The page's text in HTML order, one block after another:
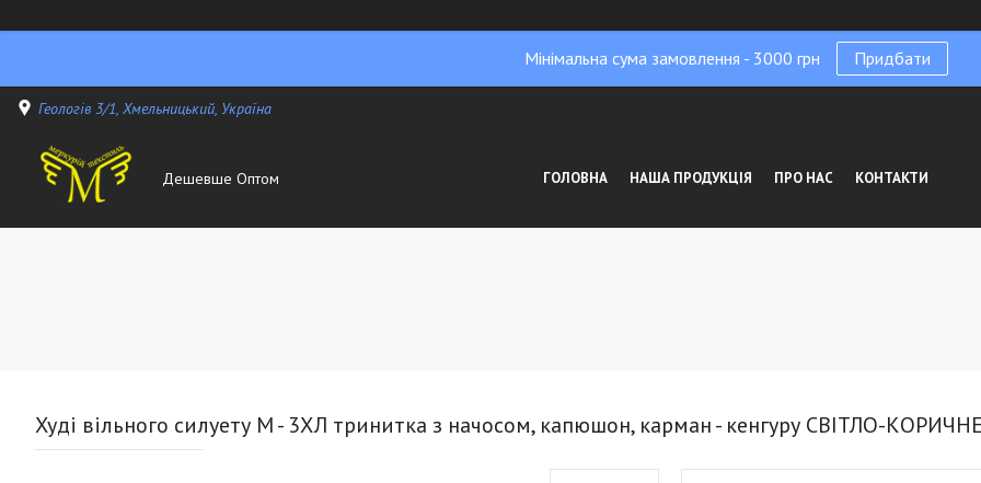
Мінімальна сума замовлення - 3000 грн Придбати
Геологів 3/1, Хмельницький, Україна
Дешевше Оптом ГОЛОВНА НАША ПРОДУКЦІЯ ПРО НАС КОНТАКТИ
Худі вільного силуету М - 3ХЛ тринитка з начосом, капюшон, карман - кенгуру СВІТЛО-